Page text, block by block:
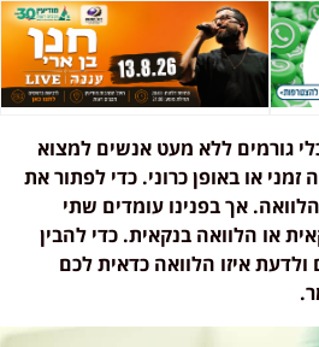
ללא מעט אנשים למצוא
או באופן כרוני. כדי לפתור את
אך בפנינו עומדים שתי
הלוואה בנקאית. כדי להבין
איזו הלוואה כדאית לכם